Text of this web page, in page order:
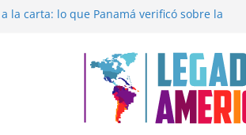
la carta: lo que Panamá verificó sobre la
frente al crimen organizado y la
con Estados Unidos
cristiana
o dos dimensiones humanas?